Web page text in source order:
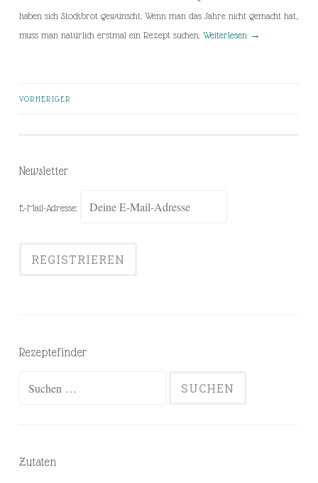
haben sich Stockbrot gewünscht. Wenn man das Jahre nicht gemacht hat,
muss man natürlich erstmal ein Rezept suchen. Weiterlesen →
Beiträge-
VORHERIGER
Newsletter
E-Mail-Adresse:
Rezeptefinder
Zutaten